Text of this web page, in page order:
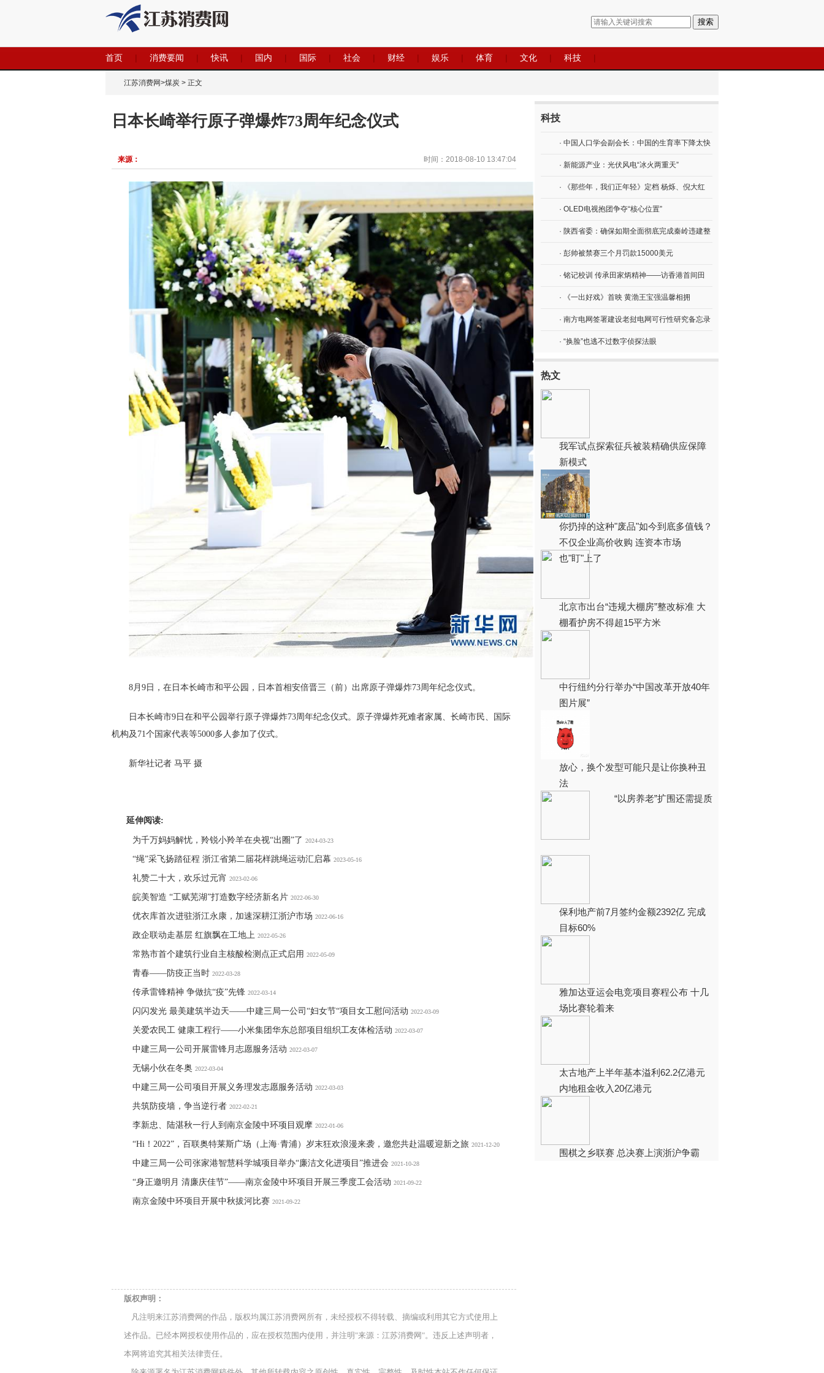
搜索
首页 | 消费要闻 | 快讯 | 国内 | 国际 | 社会 | 财经 | 娱乐 | 体育 | 文化 | 科技 |
江苏消费网>煤炭 > 正文
日本长崎举行原子弹爆炸73周年纪念仪式
来源： 时间：2018-08-10 13:47:04
8月9日，在日本长崎市和平公园，日本首相安倍晋三（前）出席原子弹爆炸73周年纪念仪式。
日本长崎市9日在和平公园举行原子弹爆炸73周年纪念仪式。原子弹爆炸死难者家属、长崎市民、国际
机构及71个国家代表等5000多人参加了仪式。
新华社记者 马平 摄
延伸阅读:
为千万妈妈解忧，羚锐小羚羊在央视“出圈”了 2024-03-23
“绳”采飞扬踏征程 浙江省第二届花样跳绳运动汇启幕 2023-05-16
礼赞二十大，欢乐过元宵 2023-02-06
皖美智造 “工赋芜湖”打造数字经济新名片 2022-06-30
优衣库首次进驻浙江永康，加速深耕江浙沪市场 2022-06-16
政企联动走基层 红旗飘在工地上 2022-05-26
常熟市首个建筑行业自主核酸检测点正式启用 2022-05-09
青春——防疫正当时 2022-03-28
传承雷锋精神 争做抗“疫”先锋 2022-03-14
闪闪发光 最美建筑半边天——中建三局一公司“妇女节“项目女工慰问活动 2022-03-09
关爱农民工 健康工程行——小米集团华东总部项目组织工友体检活动 2022-03-07
中建三局一公司开展雷锋月志愿服务活动 2022-03-07
无锡小伙在冬奥 2022-03-04
中建三局一公司项目开展义务理发志愿服务活动 2022-03-03
共筑防疫墙，争当逆行者 2022-02-21
李新忠、陆湛秋一行人到南京金陵中环项目观摩 2022-01-06
“Hi！2022”，百联奥特莱斯广场（上海·青浦）岁末狂欢浪漫来袭，邀您共赴温暖迎新之旅 2021-12-20
中建三局一公司张家港智慧科学城项目举办“廉洁文化进项目”推进会 2021-10-28
“身正邀明月 清廉庆佳节”——南京金陵中环项目开展三季度工会活动 2021-09-22
南京金陵中环项目开展中秋拔河比赛 2021-09-22
版权声明：
凡注明来江苏消费网的作品，版权均属江苏消费网所有，未经授权不得转载、摘编或利用其它方式使用上
述作品。已经本网授权使用作品的，应在授权范围内使用，并注明"来源：江苏消费网"。违反上述声明者，
本网将追究其相关法律责任。
科技
· 中国人口学会副会长：中国的生育率下降太快
· 新能源产业：光伏风电“冰火两重天”
· 《那些年，我们正年轻》定档 杨烁、倪大红
· OLED电视抱团争夺“核心位置”
· 陕西省委：确保如期全面彻底完成秦岭违建整
· 彭帅被禁赛三个月罚款15000美元
· 铭记校训 传承田家炳精神——访香港首间田
· 《一出好戏》首映 黄渤王宝强温馨相拥
· 南方电网签署建设老挝电网可行性研究备忘录
· “换脸”也逃不过数字侦探法眼
热文
我军试点探索征兵被装精确供应保障
新模式
你扔掉的这种"废品"如今到底多值钱？
不仅企业高价收购 连资本市场
也"盯"上了
北京市出台“违规大棚房”整改标准 大
棚看护房不得超15平方米
中行纽约分行举办“中国改革开放40年
图片展”
放心，换个发型可能只是让你换种丑
法
“以房养老”扩围还需提质
保利地产前7月签约金额2392亿 完成
目标60%
雅加达亚运会电竞项目赛程公布 十几
场比赛轮着来
太古地产上半年基本溢利62.2亿港元
内地租金收入20亿港元
围棋之乡联赛 总决赛上演浙沪争霸